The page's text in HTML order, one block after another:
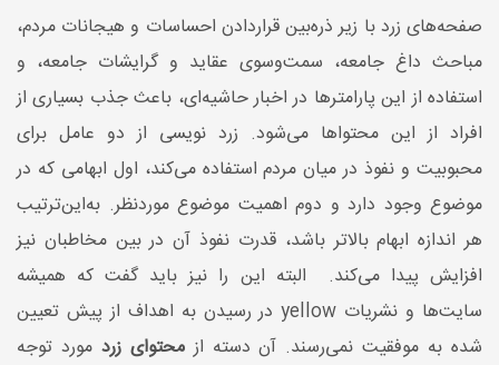
صفحه‌های زرد با زیر ذره‌بین قراردادن احساسات و هیجانات مردم،
مباحث داغ جامعه، سمت‌وسوی عقاید و گرایشات جامعه، و
استفاده از این پارامترها در اخبار حاشیه‌ای، باعث جذب بسیاری از
افراد از این محتواها می‌شود. زرد نویسی از دو عامل برای
محبوبیت و نفوذ در میان مردم استفاده می‌کند، اول ابهامی که در
موضوع وجود دارد و دوم اهمیت موضوع موردنظر. به‌این‌ترتیب
هر اندازه ابهام بالاتر باشد، قدرت نفوذ آن در بین مخاطبان نیز
افزایش پیدا می‌کند. البته این را نیز باید گفت که همیشه
سایت‌ها و نشریات yellow در رسیدن به اهداف از پیش تعیین
شده به موفقیت نمی‌رسند. آن دسته ازمحتوای زرد مورد توجه